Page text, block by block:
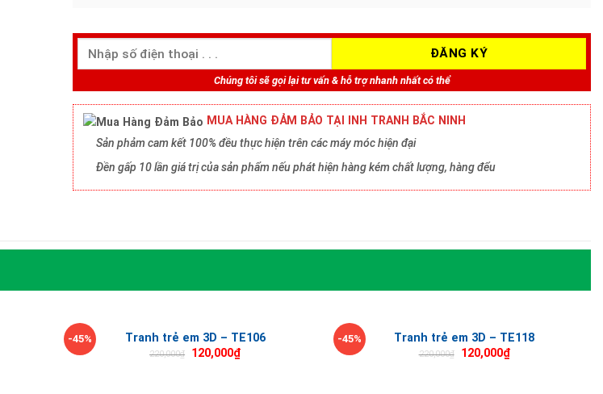
Chúng tôi sẽ gọi lại tư vấn & hỗ trợ nhanh nhất có thể
MUA HÀNG ĐẢM BẢO TẠI INH TRANH BẮC NINH
Sản phảm cam kết 100% đều thực hiện trên các máy móc hiện đại
Đền gấp 10 lần giá trị của sản phẩm nếu phát hiện hàng kém chất lượng, hàng đểu
-45% Tranh trẻ em 3D – TE106
220,000₫ 120,000₫
-45% Tranh trẻ em 3D – TE118
220,000₫ 120,000₫